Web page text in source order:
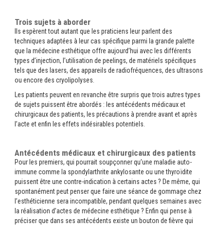
Trois sujets à aborder
Ils espèrent tout autant que les praticiens leur parlent des
techniques adaptées à leur cas spécifique parmi la grande palette
que la médecine esthétique offre aujourd’hui avec les différents
types d’injection, l’utilisation de peelings, de matériels spécifiques
tels que des lasers, des appareils de radiofréquences, des ultrasons
ou encore des cryolipolyses.
Les patients peuvent en revanche être surpris que trois autres types
de sujets puissent être abordés : les antécédents médicaux et
chirurgicaux des patients, les précautions à prendre avant et après
l’acte et enfin les effets indésirables potentiels.
Antécédents médicaux et chirurgicaux des patients
Pour les premiers, qui pourrait soupçonner qu’une maladie auto-
immune comme la spondylarthrite ankylosante ou une thyroïdite
puissent être une contre-indication à certains actes ? De même, qui
spontanément peut penser que faire une séance de gommage chez
l’esthéticienne sera incompatible, pendant quelques semaines avec
la réalisation d’actes de médecine esthétique ? Enfin qui pense à
préciser que dans ses antécédents existe un bouton de fièvre qui